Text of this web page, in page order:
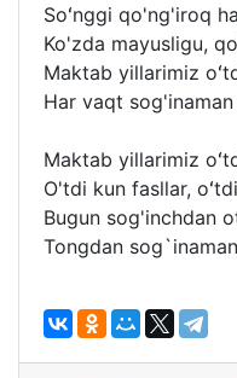
Soʻnggi qo'ng'iroq
Ko'zda mayusligu,
Maktab yillarimiz
Har vaqt
Maktab yillarimiz
O'tdi kun fasllar,
Bugun sog'inchdan
Tongdan